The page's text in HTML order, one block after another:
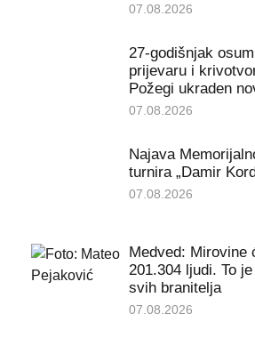
07.08.2026
27-godišnjak
prijevaru i
Požegi ukraden
07.08.2026
Najava
turnira „Damir
07.08.2026
Medved: Mirovine
201.304 ljudi. To
svih branitelja
07.08.2026